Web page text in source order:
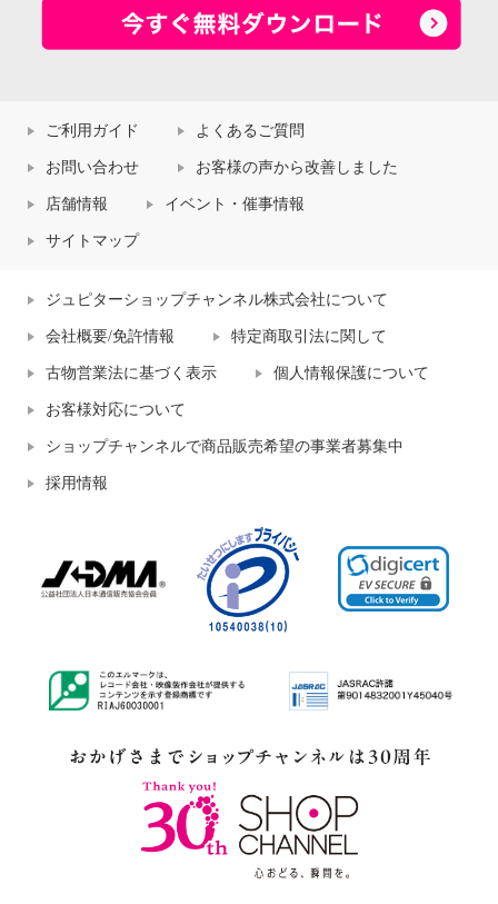
ご利用ガイド よくあるご質問
お問い合わせ お客様の声から改善しました
店舗情報 イベント・催事情報
サイトマップ
ジュピターショップチャンネル株式会社について
会社概要/免許情報 特定商取引法に関して
古物営業法に基づく表示 個人情報保護について
お客様対応について
ショップチャンネルで商品販売希望の事業者募集中
採用情報